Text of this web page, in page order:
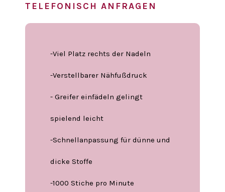
TELEFONISCH ANFRAGEN
-Viel Platz rechts der Nadeln
-Verstellbarer Nähfußdruck
- Greifer einfädeln gelingt
spielend leicht
-Schnellanpassung für dünne und
dicke Stoffe
-1000 Stiche pro Minute